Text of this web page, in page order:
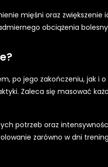
mięśni oraz zwiększenie
obciążenia
po jego zakończeniu, jak i
Zaleca się masować
potrzeb oraz
zarówno w dni